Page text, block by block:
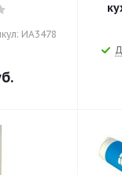
ИА3478